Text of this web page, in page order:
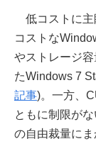
低コストに主
コストな
やストレージ
たWindows 7
記事)。一方、
ともに制限が
の自由裁量に